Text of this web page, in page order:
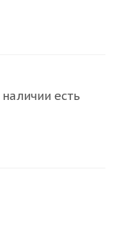
есть